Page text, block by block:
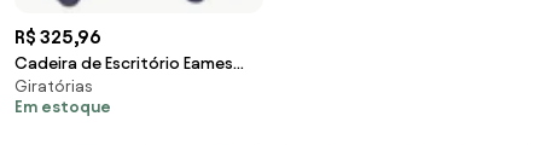
R$ 325,96
Cadeira de Escritório Eames
Eiffel Giratória - Rosa
Giratórias
Em estoque